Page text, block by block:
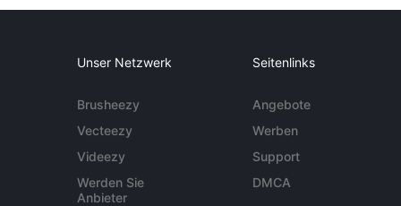
Unser Netzwerk
Brusheezy
Vecteezy
Videezy
Werden Sie
Anbieter
Seitenlinks
Angebote
Werben
Support
DMCA